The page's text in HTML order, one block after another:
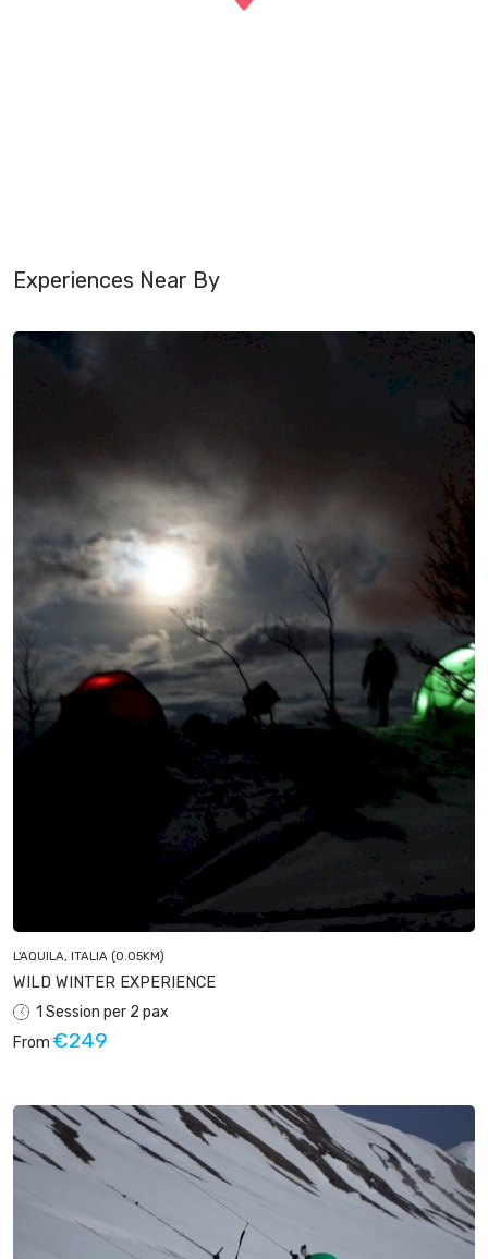
Experiences Near By
L'AQUILA, ITALIA (0.05KM)
WILD WINTER EXPERIENCE
1 Session per 2 pax
From€249